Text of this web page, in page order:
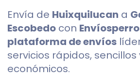
Envía de Huixquilucan a
Escobedo con
plataforma de envíos
servicios rápidos, sencillos
económicos.